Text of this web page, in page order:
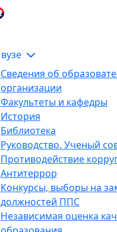
Сведения об
организации
Факультеты и кафедры
История
Библиотека
Руководство. Ученый
Противодействие
Антитеррор
Конкурсы, выборы на
должностей ППС
Независимая оценка